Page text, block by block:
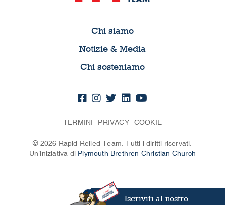
Chi siamo
Notizie & Media
Chi sosteniamo
TERMINI PRIVACY COOKIE
© 2026 Rapid Relied Team. Tutti i diritti riservati.
Un’iniziativa di Plymouth Brethren Christian Church
Iscriviti al nostro